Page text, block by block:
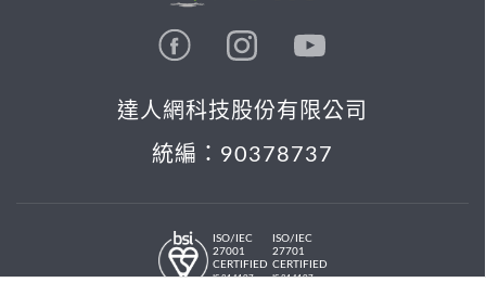
達人網科技股份有限公司
統編：90378737
ISO/IEC
27001
CERTIFIED
IS 814197
ISO/IEC
27701
CERTIFIED
IS 814197